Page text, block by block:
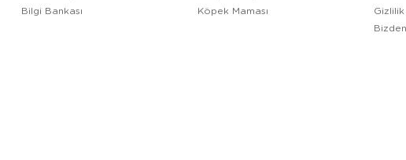
Bilgi Bankası
Köpek Maması